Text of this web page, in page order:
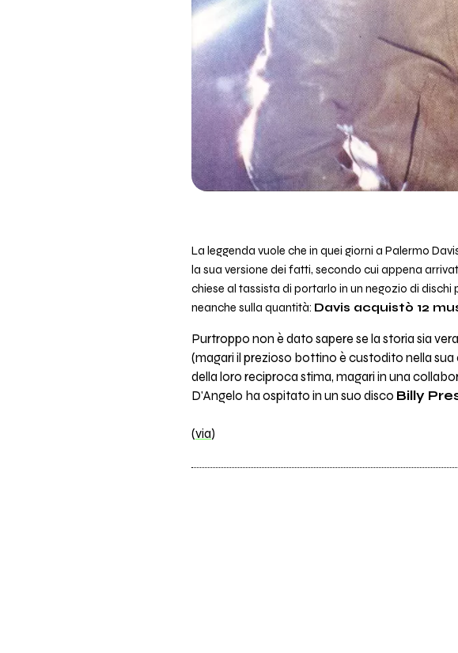
La leggenda vuole che in quei giorni a Palermo
la sua versione dei fatti, secondo cui appena
chiese al tassista di portarlo in un negozio di
neanche sulla quantità: Davis acquistò 12
Purtroppo non è dato sapere se la storia sia
(magari il prezioso bottino è custodito nella
della loro reciproca stima, magari in una
D'Angelo ha ospitato in un suo disco Billy
(via)